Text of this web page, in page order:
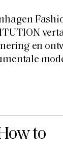
en
to